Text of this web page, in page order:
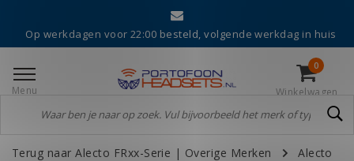
Op werkdagen voor 22:00 besteld, volgende werkdag in huis
Menu
0
Winkelwagen
Terug naar Alecto FRxx-Serie | Overige Merken
Alecto